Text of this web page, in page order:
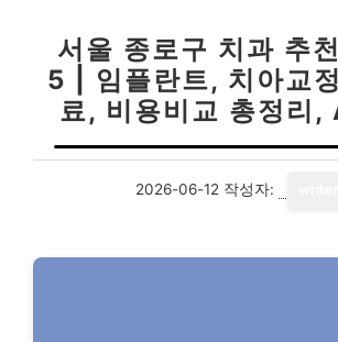
서울 종로구 치과 추
5 | 임플란트, 치아교
료, 비용비교 총정리,
2026-06-12 작성자: